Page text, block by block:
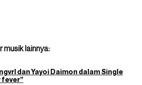
lainnya:
dan Yayoi Daimon dalam Single
fever”